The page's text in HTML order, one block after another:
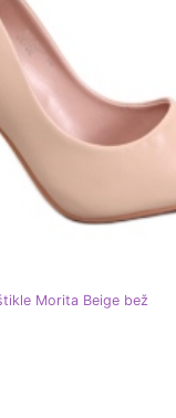
Morita Beige bež